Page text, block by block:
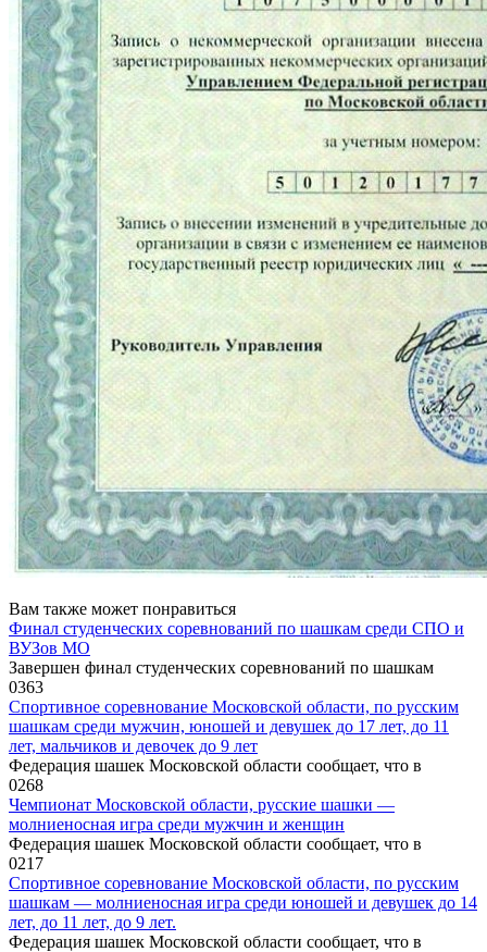
Вам также может понравиться
Финал студенческих соревнований по шашкам среди СПО и
ВУЗов МО
Завершен финал студенческих соревнований по шашкам
0363
Спортивное соревнование Московской области, по русским
шашкам среди мужчин, юношей и девушек до 17 лет, до 11
лет, мальчиков и девочек до 9 лет
Федерация шашек Московской области сообщает, что в
0268
Чемпионат Московской области, русские шашки —
молниеносная игра среди мужчин и женщин
Федерация шашек Московской области сообщает, что в
0217
Спортивное соревнование Московской области, по русским
шашкам — молниеносная игра среди юношей и девушек до 14
лет, до 11 лет, до 9 лет.
Федерация шашек Московской области сообщает, что в